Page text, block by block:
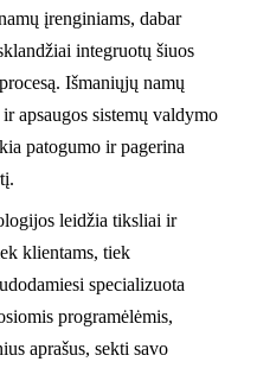
įrenginiams, dabar
integruotų šiuos
Išmaniųjų namų
apsaugos sistemų valdymo
patogumo ir pagerina
leidžia tiksliai ir
klientams, tiek
specializuota
programėlėmis,
aprašus, sekti savo